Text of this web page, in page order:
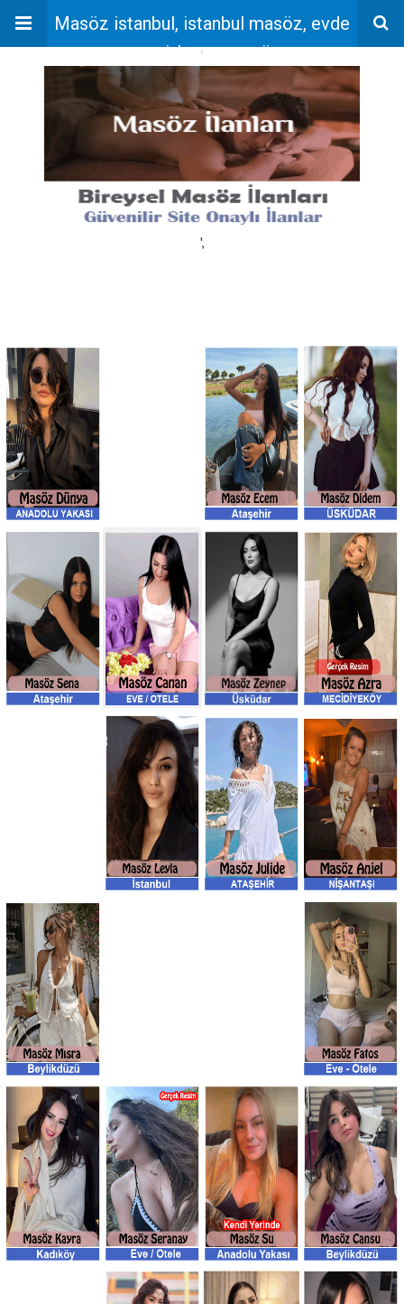
Masöz istanbul, istanbul masöz, evde
masaj, bayan masöz
'
',